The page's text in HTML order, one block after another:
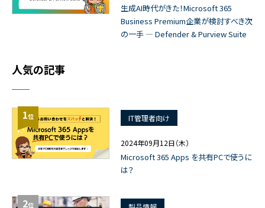
生成AI時代がきた！Microsoft 365
Business Premium企業が検討すべき次
の一手 ― Defender & Purview Suite
人気の記事
1位 IT管理者向け
2024年09月12日（木）
Microsoft 365 Apps を共有PCで使うに
は？
2位